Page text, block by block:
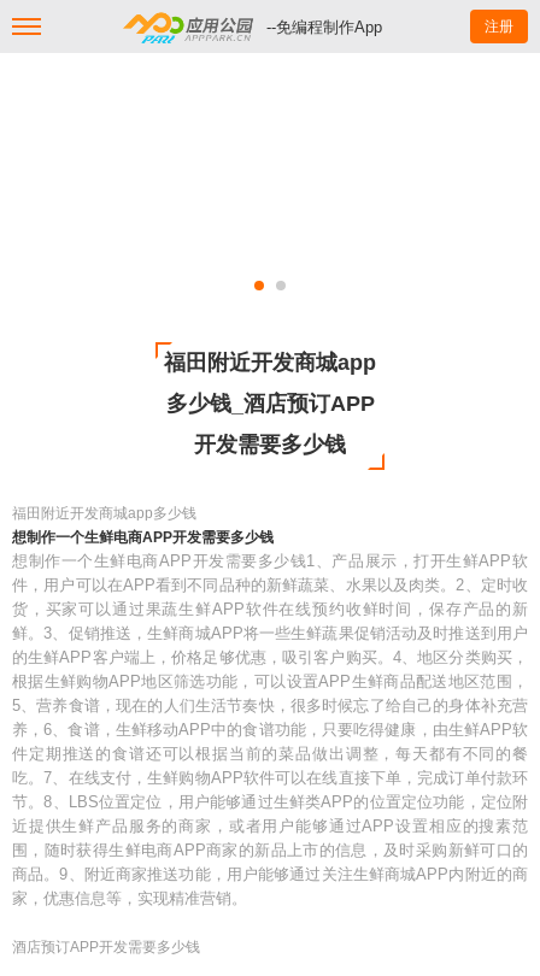
--免编程制作App 注册
福田附近开发商城app
多少钱_酒店预订APP
开发需要多少钱
福田附近开发商城app多少钱
想制作一个生鲜电商APP开发需要多少钱
想制作一个生鲜电商APP开发需要多少钱1、产品展示，打开生鲜APP软
件，用户可以在APP看到不同品种的新鲜蔬菜、水果以及肉类。2、定时收
货，买家可以通过果蔬生鲜APP软件在线预约收鲜时间，保存产品的新
鲜。3、促销推送，生鲜商城APP将一些生鲜蔬果促销活动及时推送到用户
的生鲜APP客户端上，价格足够优惠，吸引客户购买。4、地区分类购买，
根据生鲜购物APP地区筛选功能，可以设置APP生鲜商品配送地区范围，
5、营养食谱，现在的人们生活节奏快，很多时候忘了给自己的身体补充营
养，6、食谱，生鲜移动APP中的食谱功能，只要吃得健康，由生鲜APP软
件定期推送的食谱还可以根据当前的菜品做出调整，每天都有不同的餐
吃。7、在线支付，生鲜购物APP软件可以在线直接下单，完成订单付款环
节。8、LBS位置定位，用户能够通过生鲜类APP的位置定位功能，定位附
近提供生鲜产品服务的商家，或者用户能够通过APP设置相应的搜素范
围，随时获得生鲜电商APP商家的新品上市的信息，及时采购新鲜可口的
商品。9、附近商家推送功能，用户能够通过关注生鲜商城APP内附近的商
家，优惠信息等，实现精准营销。
酒店预订APP开发需要多少钱